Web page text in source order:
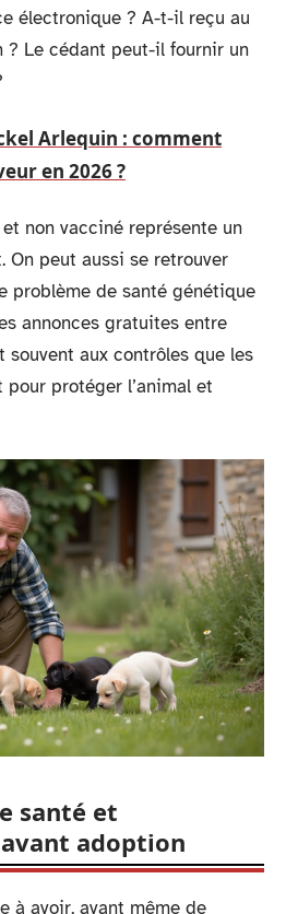
électronique ? A-t-il reçu au
? Le cédant peut-il fournir un
Arlequin : comment
en 2026 ?
non vacciné représente un
peut aussi se retrouver
problème de santé génétique
annonces gratuites entre
aux contrôles que les
protéger l’animal et
santé et
adoption
à avoir, avant même de